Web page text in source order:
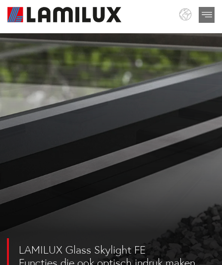
LAMILUX Glass Skylight FE
LAMILUX Glass Skylight FE 3°
LAMILUX Glass Skylight FE Circular
LAMILUX Glass Skylight F100 Circular